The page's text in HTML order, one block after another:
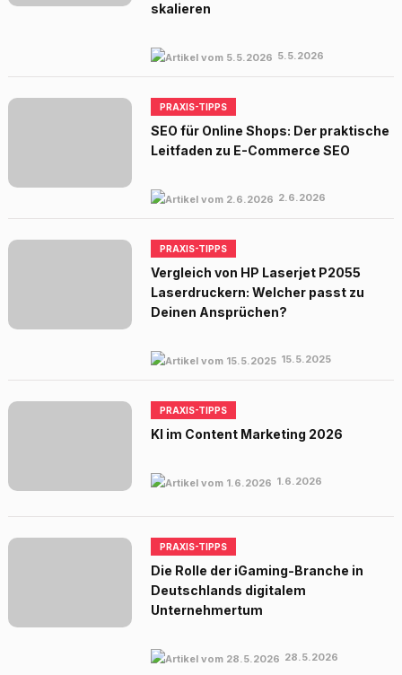
skalieren
5.5.2026
PRAXIS-TIPPS
SEO für Online Shops: Der praktische
Leitfaden zu E-Commerce SEO
2.6.2026
PRAXIS-TIPPS
Vergleich von HP Laserjet P2055
Laserdruckern: Welcher passt zu
Deinen Ansprüchen?
15.5.2025
PRAXIS-TIPPS
KI im Content Marketing 2026
1.6.2026
PRAXIS-TIPPS
Die Rolle der iGaming-Branche in
Deutschlands digitalem
Unternehmertum
28.5.2026